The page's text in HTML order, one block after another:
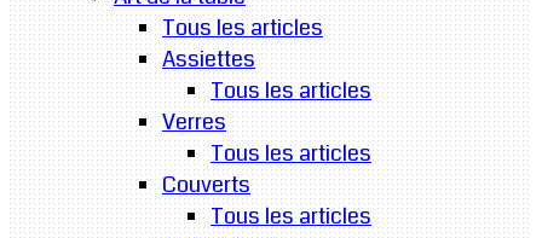
Tous les articles
Assiettes
Tous les articles
Verres
Tous les articles
Couverts
Tous les articles